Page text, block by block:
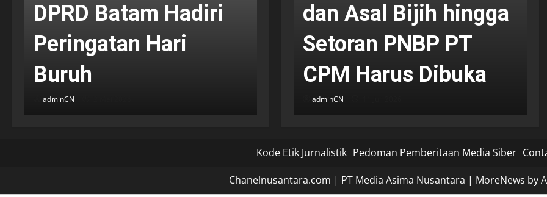
DPRD Batam Hadiri
Peringatan Hari
Buruh
adminCN
dan Asal Bijih hingga
Setoran PNBP PT
CPM Harus Dibuka
adminCN
Kode Etik Jurnalistik Pedoman Pemberitaan Media Siber
Chanelnusantara.com | PT Media Asima Nusantara | MoreNews by